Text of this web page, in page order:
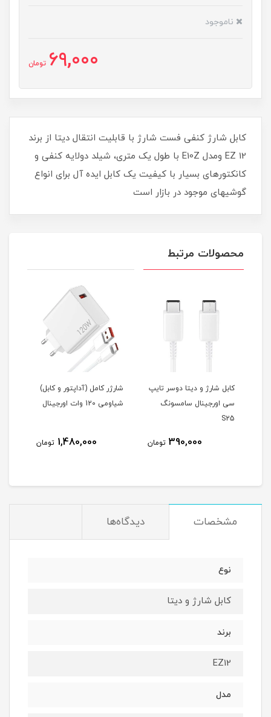
ناموجود
69,000 تومان
کابل شارژ کنفی فست شارژ با قابلیت انتقال دیتا از برند
EZ 12 ومدل E10Z با طول یک متری، شیلد دولایه کنفی و
کانکتورهای بسیار با کیفیت یک کابل ایده آل برای انواع
گوشیهای موجود در بازار است
محصولات مرتبط
کابل شارژ و دیتا دوسر تایپ
سی اورجینال سامسونگ
S25
390,000 تومان
شارژر کامل (آداپتور و کابل)
شیاومی 120 وات اورجینال
1,480,000 تومان
مشخصات دیدگاه‌ها
نوع
کابل شارژ و دیتا
برند
EZ12
مدل